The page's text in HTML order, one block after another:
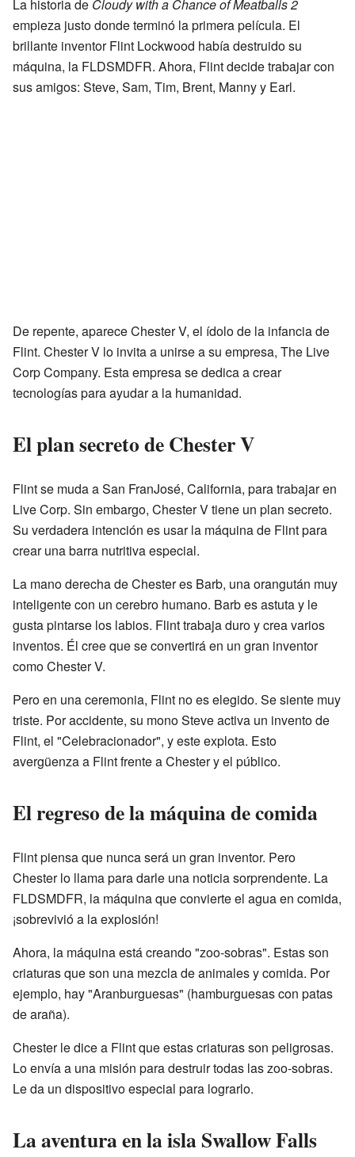
La historia de Cloudy with a Chance of Meatballs 2
empieza justo donde terminó la primera película. El
brillante inventor Flint Lockwood había destruido su
máquina, la FLDSMDFR. Ahora, Flint decide trabajar con
sus amigos: Steve, Sam, Tim, Brent, Manny y Earl.
De repente, aparece Chester V, el ídolo de la infancia de
Flint. Chester V lo invita a unirse a su empresa, The Live
Corp Company. Esta empresa se dedica a crear
tecnologías para ayudar a la humanidad.
El plan secreto de Chester V
Flint se muda a San FranJosé, California, para trabajar en
Live Corp. Sin embargo, Chester V tiene un plan secreto.
Su verdadera intención es usar la máquina de Flint para
crear una barra nutritiva especial.
La mano derecha de Chester es Barb, una orangután muy
inteligente con un cerebro humano. Barb es astuta y le
gusta pintarse los labios. Flint trabaja duro y crea varios
inventos. Él cree que se convertirá en un gran inventor
como Chester V.
Pero en una ceremonia, Flint no es elegido. Se siente muy
triste. Por accidente, su mono Steve activa un invento de
Flint, el "Celebracionador", y este explota. Esto
avergüenza a Flint frente a Chester y el público.
El regreso de la máquina de comida
Flint piensa que nunca será un gran inventor. Pero
Chester lo llama para darle una noticia sorprendente. La
FLDSMDFR, la máquina que convierte el agua en comida,
¡sobrevivió a la explosión!
Ahora, la máquina está creando "zoo-sobras". Estas son
criaturas que son una mezcla de animales y comida. Por
ejemplo, hay "Aranburguesas" (hamburguesas con patas
de araña).
Chester le dice a Flint que estas criaturas son peligrosas.
Lo envía a una misión para destruir todas las zoo-sobras.
Le da un dispositivo especial para lograrlo.
La aventura en la isla Swallow Falls